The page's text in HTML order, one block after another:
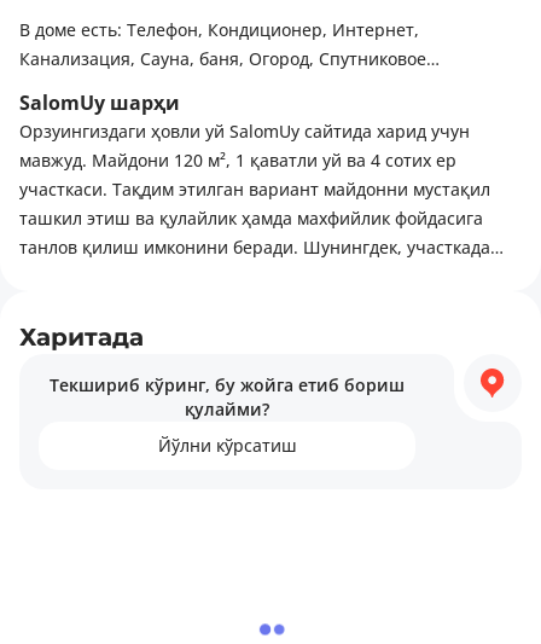
В доме есть: Телефон, Кондиционер, Интернет,
Канализация, Сауна, баня, Огород, Спутниковое
SalomUy шарҳи
Орзуингиздаги ҳовли уй SalomUy сайтида харид учун
мавжуд. Майдони 120 м², 1 қаватли уй ва 4 сотих ер
участкаси. Тақдим этилган вариант майдонни мустақил
ташкил этиш ва қулайлик ҳамда махфийлик фойдасига
танлов қилиш имконини беради. Шунингдек, участкада
инфратузилмаси билан ажралиб туради: диний объектлар,
Харитада
Текшириб кўринг, бу жойга етиб бориш
қулайми?
Йўлни кўрсатиш